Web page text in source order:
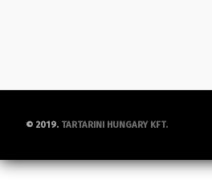
© 2019. TARTARINI HUNGARY KFT.